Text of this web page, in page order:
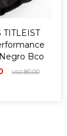
TITLEIST
Bco
USD80,00